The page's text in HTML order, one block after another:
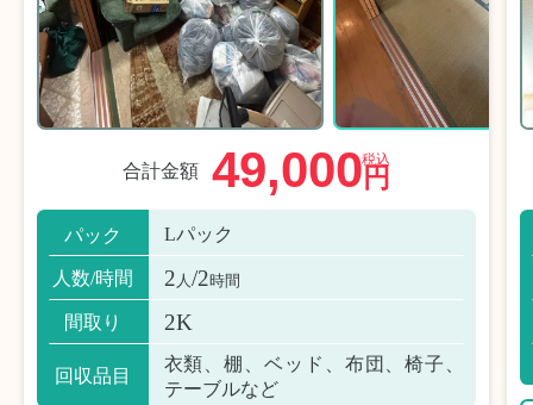
合計金額 49,000円
税込
パック Lパック
人数/時間 2 人/2時間
間取り 2K
回収品目
衣類、棚、ベッド、布団、椅子、
テーブルなど